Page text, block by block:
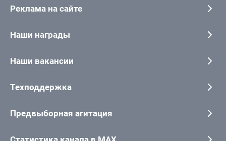
Реклама на сайте
Наши награды
Наши вакансии
Техподдержка
Предвыборная агитация